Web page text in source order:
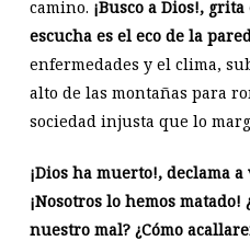
camino. ¡Busco a Dios!,
escucha es el eco de la
enfermedades y el clima,
alto de las montañas para
sociedad injusta que lo
¡Dios ha muerto!, declama
¡Nosotros lo hemos
nuestro mal? ¿Cómo